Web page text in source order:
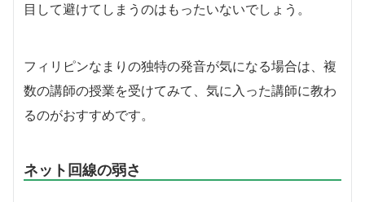
目して避けてしまうのはもったいないでしょう。
フィリピンなまりの独特の発音が気になる場合は、複
数の講師の授業を受けてみて、気に入った講師に教わ
るのがおすすめです。
ネット回線の弱さ